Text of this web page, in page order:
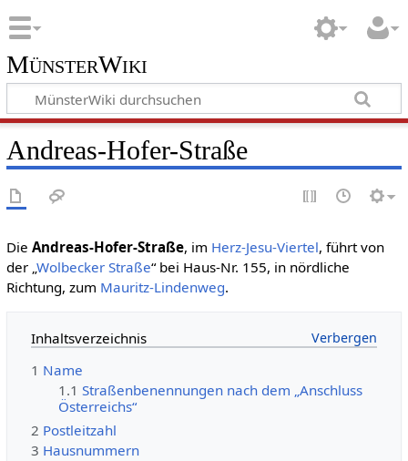
MünsterWiki
Andreas-Hofer-Straße
Die Andreas-Hofer-Straße, im Herz-Jesu-Viertel, führt von
der „Wolbecker Straße“ bei Haus-Nr. 155, in nördliche
Richtung, zum Mauritz-Lindenweg.
Inhaltsverzeichnis
1 Name
1.1 Straßenbenennungen nach dem „Anschluss
Österreichs“
2 Postleitzahl
3 Hausnummern